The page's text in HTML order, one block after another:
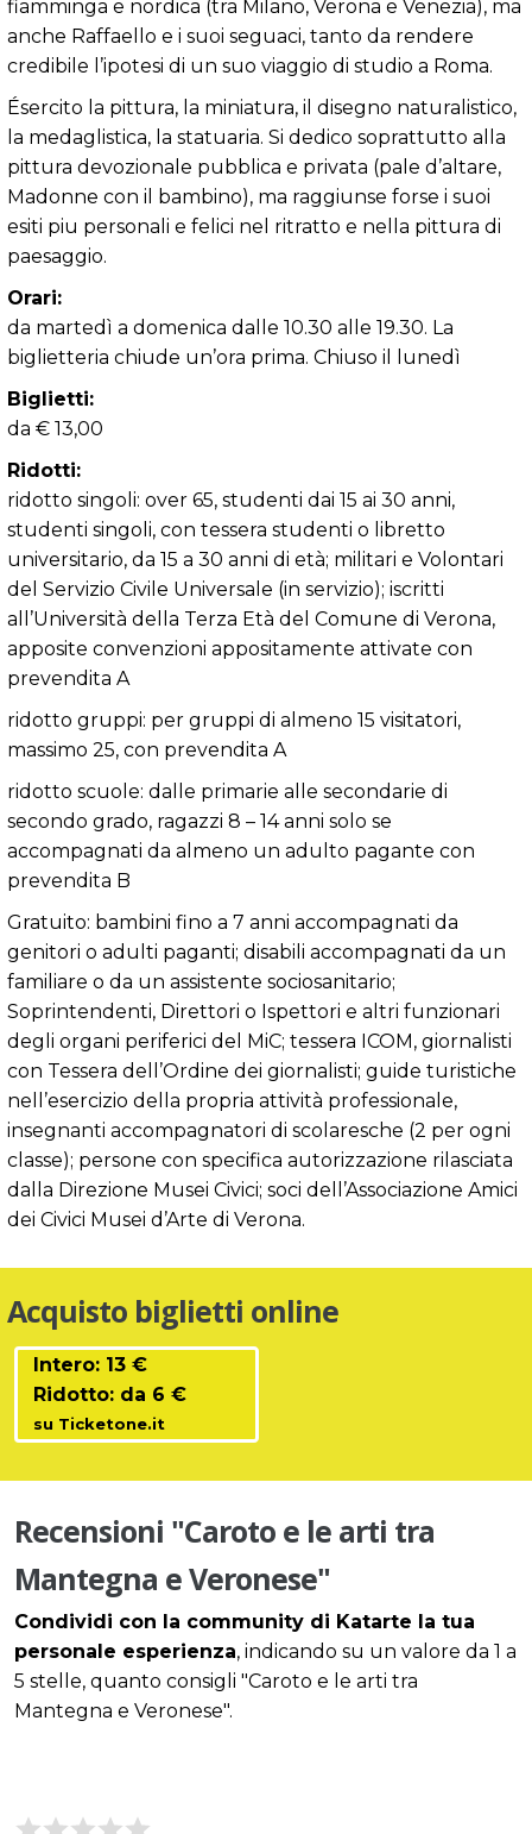
fiamminga e nordica (tra Milano, Verona e Venezia), ma
anche Raffaello e i suoi seguaci, tanto da rendere
credibile l’ipotesi di un suo viaggio di studio a Roma.
Ésercito la pittura, la miniatura, il disegno naturalistico,
la medaglistica, la statuaria. Si dedico soprattutto alla
pittura devozionale pubblica e privata (pale d’altare,
Madonne con il bambino), ma raggiunse forse i suoi
esiti piu personali e felici nel ritratto e nella pittura di
paesaggio.
Orari:
da martedì a domenica dalle 10.30 alle 19.30. La
biglietteria chiude un’ora prima. Chiuso il lunedì
Biglietti:
da € 13,00
Ridotti:
ridotto singoli: over 65, studenti dai 15 ai 30 anni,
studenti singoli, con tessera studenti o libretto
universitario, da 15 a 30 anni di età; militari e Volontari
del Servizio Civile Universale (in servizio); iscritti
all’Università della Terza Età del Comune di Verona,
apposite convenzioni appositamente attivate con
prevendita A
ridotto gruppi: per gruppi di almeno 15 visitatori,
massimo 25, con prevendita A
ridotto scuole: dalle primarie alle secondarie di
secondo grado, ragazzi 8 – 14 anni solo se
accompagnati da almeno un adulto pagante con
prevendita B
Gratuito: bambini fino a 7 anni accompagnati da
genitori o adulti paganti; disabili accompagnati da un
familiare o da un assistente sociosanitario;
Soprintendenti, Direttori o Ispettori e altri funzionari
degli organi periferici del MiC; tessera ICOM, giornalisti
con Tessera dell’Ordine dei giornalisti; guide turistiche
nell’esercizio della propria attività professionale,
insegnanti accompagnatori di scolaresche (2 per ogni
classe); persone con specifica autorizzazione rilasciata
dalla Direzione Musei Civici; soci dell’Associazione Amici
dei Civici Musei d’Arte di Verona.
Acquisto biglietti online
Intero: 13 €
Ridotto: da 6 €
su Ticketone.it
Recensioni "Caroto e le arti tra
Mantegna e Veronese"
Condividi con la community di Katarte la tua
personale esperienza, indicando su un valore da 1 a
5 stelle, quanto consigli "Caroto e le arti tra
Mantegna e Veronese".